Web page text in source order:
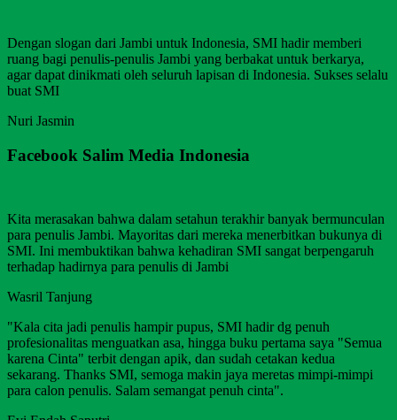
Dengan slogan dari Jambi untuk Indonesia, SMI hadir memberi
ruang bagi penulis-penulis Jambi yang berbakat untuk berkarya,
agar dapat dinikmati oleh seluruh lapisan di Indonesia. Sukses selalu
buat SMI
Nuri Jasmin
Facebook Salim Media Indonesia
Kita merasakan bahwa dalam setahun terakhir banyak bermunculan
para penulis Jambi. Mayoritas dari mereka menerbitkan bukunya di
SMI. Ini membuktikan bahwa kehadiran SMI sangat berpengaruh
terhadap hadirnya para penulis di Jambi
Wasril Tanjung
"Kala cita jadi penulis hampir pupus, SMI hadir dg penuh
profesionalitas menguatkan asa, hingga buku pertama saya "Semua
karena Cinta" terbit dengan apik, dan sudah cetakan kedua
sekarang. Thanks SMI, semoga makin jaya meretas mimpi-mimpi
para calon penulis. Salam semangat penuh cinta".